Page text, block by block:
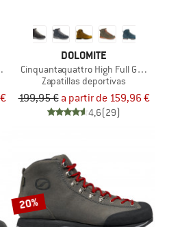
Leather Evo
DOLOMITE
Cinquantaquattro High Full Grain
Zapatillas deportivas
199,95 € a partir de 159,96 €
4,6(29)
20%